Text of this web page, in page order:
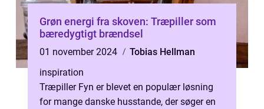
Grøn energi fra skoven: Træpiller som
bæredygtigt brændsel
01 november 2024
Tobias Hellman
inspiration
Træpiller Fyn er blevet en populær løsning
for mange danske husstande, der søger en